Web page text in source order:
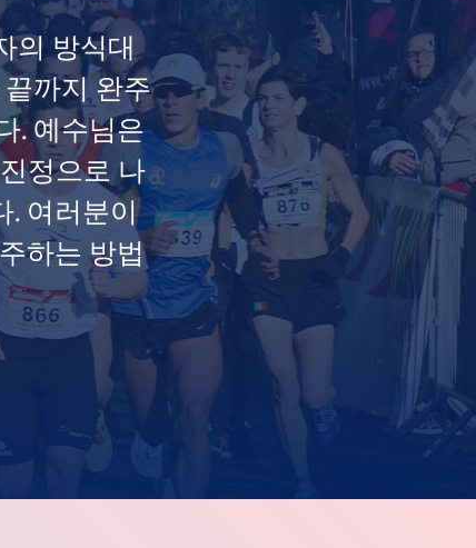
의 방식대
까지 완주
. 예수님은
정으로 나
. 여러분이
하는 방법